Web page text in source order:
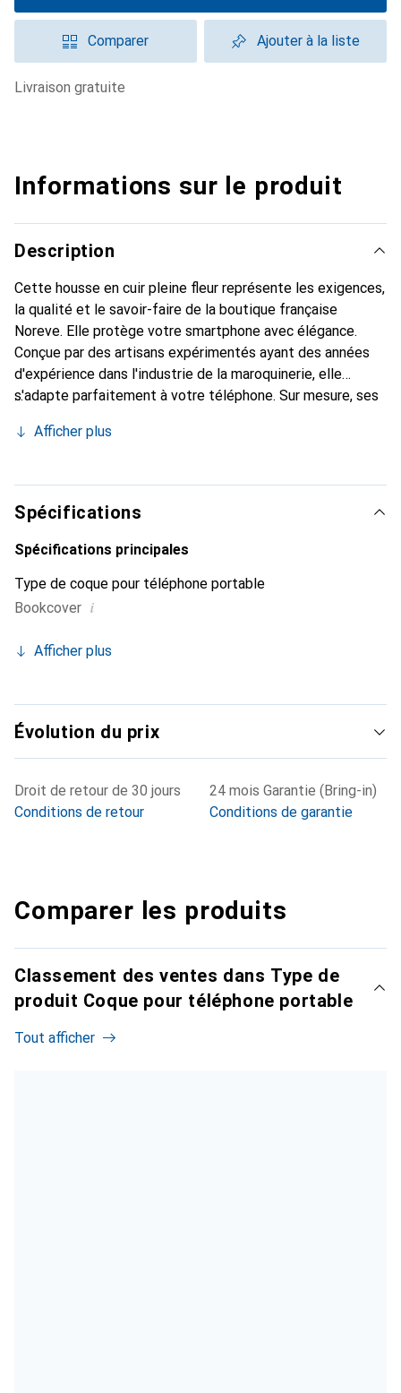
Comparer Ajouter à la liste
livraison gratuite
Informations sur le produit
Description
Cette housse en cuir pleine fleur représente les exigences,
la qualité et le savoir-faire de la boutique française
Noreve. Elle protège votre smartphone avec élégance.
Conçue par des artisans expérimentés ayant des années
d'expérience dans l'industrie de la maroquinerie, elle
s'adapte parfaitement à votre téléphone. Sur mesure, ses
devient l'accessoire chic et indispensable pour votre
produits de haute qualité, la marque Noreve est un choix
fiable pour une clientèle exigeante.
Afficher plus
Spécifications
Spécifications principales
Type de coque pour téléphone portable
Bookcover i
Afficher plus
Évolution du prix
Droit de retour de 30 jours
Conditions de retour
24 mois Garantie (Bring-in)
Conditions de garantie
Comparer les produits
Classement des ventes dans Type de
produit Coque pour téléphone portable
Tout afficher